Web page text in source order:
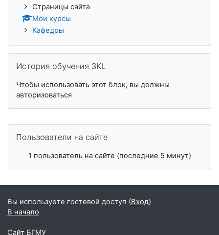
Страницы сайта
Мои курсы
Кафедры
История обучения 3KL
Чтобы использовать этот блок, вы должны
авторизоваться
Пользователи на сайте
1 пользователь на сайте (последние 5 минут)
Вы используете гостевой доступ (Вход)
В начало
Сайт БГМУ